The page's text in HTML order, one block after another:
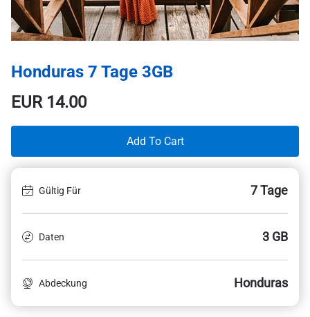
Honduras 7 Tage 3GB
EUR14.00
Add To Cart
Gültig Für 7 Tage
Daten 3 GB
Abdeckung Honduras